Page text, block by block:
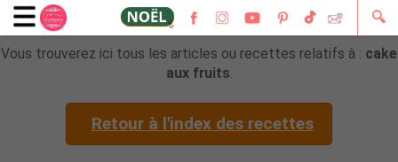
🔍
Vous trouverez ici tous les articles ou recettes relatifs à : cake
aux fruits
Retour à l'index des recettes